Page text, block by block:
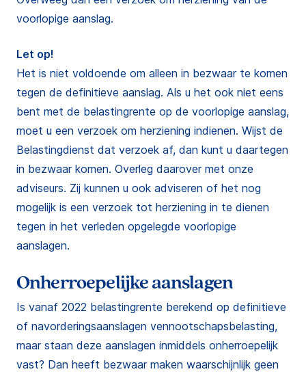
voorlopige aanslag.
Let op!
Het is niet voldoende om alleen in bezwaar te komen
tegen de definitieve aanslag. Als u het ook niet eens
bent met de belastingrente op de voorlopige aanslag,
moet u een verzoek om herziening indienen. Wijst de
Belastingdienst dat verzoek af, dan kunt u daartegen
in bezwaar komen. Overleg daarover met onze
adviseurs. Zij kunnen u ook adviseren of het nog
mogelijk is een verzoek tot herziening in te dienen
tegen in het verleden opgelegde voorlopige
aanslagen.
Onherroepelijke aanslagen
Is vanaf 2022 belastingrente berekend op definitieve
of navorderingsaanslagen vennootschapsbelasting,
maar staan deze aanslagen inmiddels onherroepelijk
vast? Dan heeft bezwaar maken waarschijnlijk geen